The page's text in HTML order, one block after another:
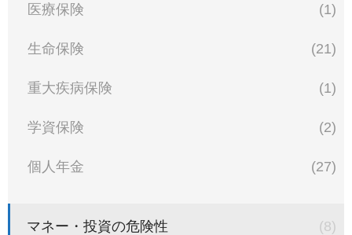
医療保険 (1)
生命保険 (21)
重大疾病保険 (1)
学資保険 (2)
個人年金 (27)
マネー・投資の危険性 (8)